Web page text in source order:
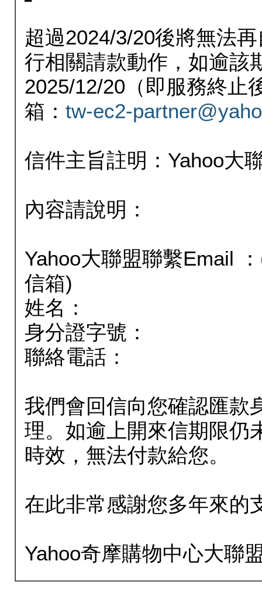
超過2024/3/20後將無法
行相關請款動作，如逾該
2025/12/20（即服務終止
箱： tw-ec2-
信件主旨註明：Yahoo大
內容請說明：
Yahoo大聯盟聯繫Email
信箱)
姓名：
身分證字號：
聯絡電話：
我們會回信向您確認匯款
理。如逾上開來信期限仍
時效，無法付款給您。
在此非常感謝您多年來的
Yahoo奇摩購物中心大